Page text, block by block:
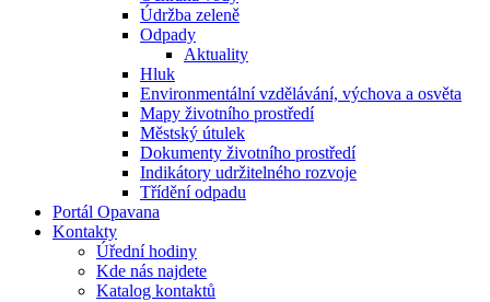
Údržba zeleně
Odpady
Aktuality
Hluk
Environmentální vzdělávání, výchova a osvěta
Mapy životního prostředí
Městský útulek
Dokumenty životního prostředí
Indikátory udržitelného rozvoje
Třídění odpadu
Portál Opavana
Kontakty
Úřední hodiny
Kde nás najdete
Katalog kontaktů